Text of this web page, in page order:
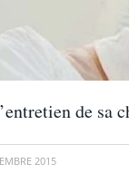
de sa
2015